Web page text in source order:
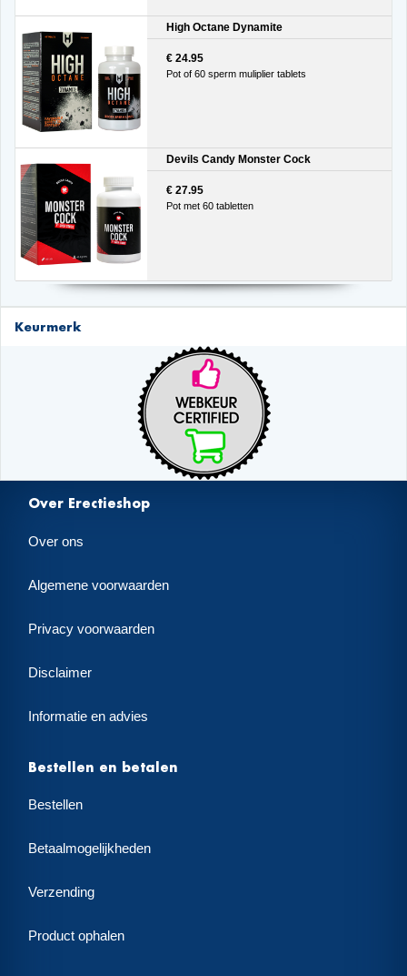
High Octane Dynamite
€ 24.95
Pot of 60 sperm muliplier tablets
Devils Candy Monster Cock
€ 27.95
Pot met 60 tabletten
Keurmerk
Over Erectieshop
Over ons
Algemene voorwaarden
Privacy voorwaarden
Disclaimer
Informatie en advies
Bestellen en betalen
Bestellen
Betaalmogelijkheden
Verzending
Product ophalen